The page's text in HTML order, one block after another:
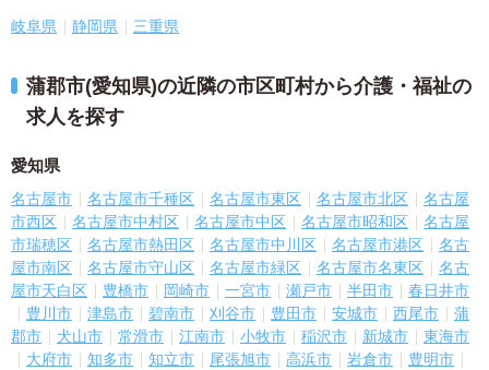
岐阜県 静岡県 三重県
蒲郡市(愛知県)の近隣の市区町村から介護・福祉の
求人を探す
愛知県
名古屋市 名古屋市千種区 名古屋市東区 名古屋市北区
名古屋
市西区
名古屋市中村区 名古屋市中区 名古屋市昭和区
名古屋
市瑞穂区
名古屋市熱田区 名古屋市中川区 名古屋市港区
名古
屋市南区
名古屋市守山区 名古屋市緑区 名古屋市名東区
名古
屋市天白区
豊橋市 岡崎市 一宮市 瀬戸市 半田市
春日井市
豊川市
津島市 碧南市 刈谷市 豊田市 安城市 西尾市
蒲
郡市
犬山市 常滑市 江南市 小牧市 稲沢市 新城市
東海市
大府市
知多市 知立市 尾張旭市 高浜市 岩倉市
豊明市